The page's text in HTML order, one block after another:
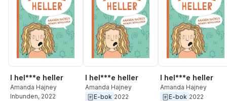
I hel***e heller
Amanda Hajney
Inbunden, 2022
I hel***e heller
Amanda Hajney
E-bok 2022
I hel***e heller
Amanda Hajney
E-bok 2022